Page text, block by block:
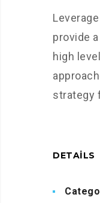
provide
high
strategy
DETAILS